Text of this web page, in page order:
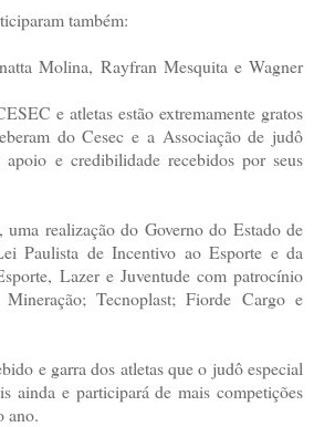
também:
Molina, Rayfran Mesquita e Wagner
e atletas estão extremamente gratos
do Cesec e a Associação de judô
e credibilidade recebidos por seus
realização do Governo do Estado de
Paulista de Incentivo ao Esporte e da
Lazer e Juventude com patrocínio
Tecnoplast; Fiorde Cargo e
e garra dos atletas que o judô especial
ainda e participará de mais competições
ano.